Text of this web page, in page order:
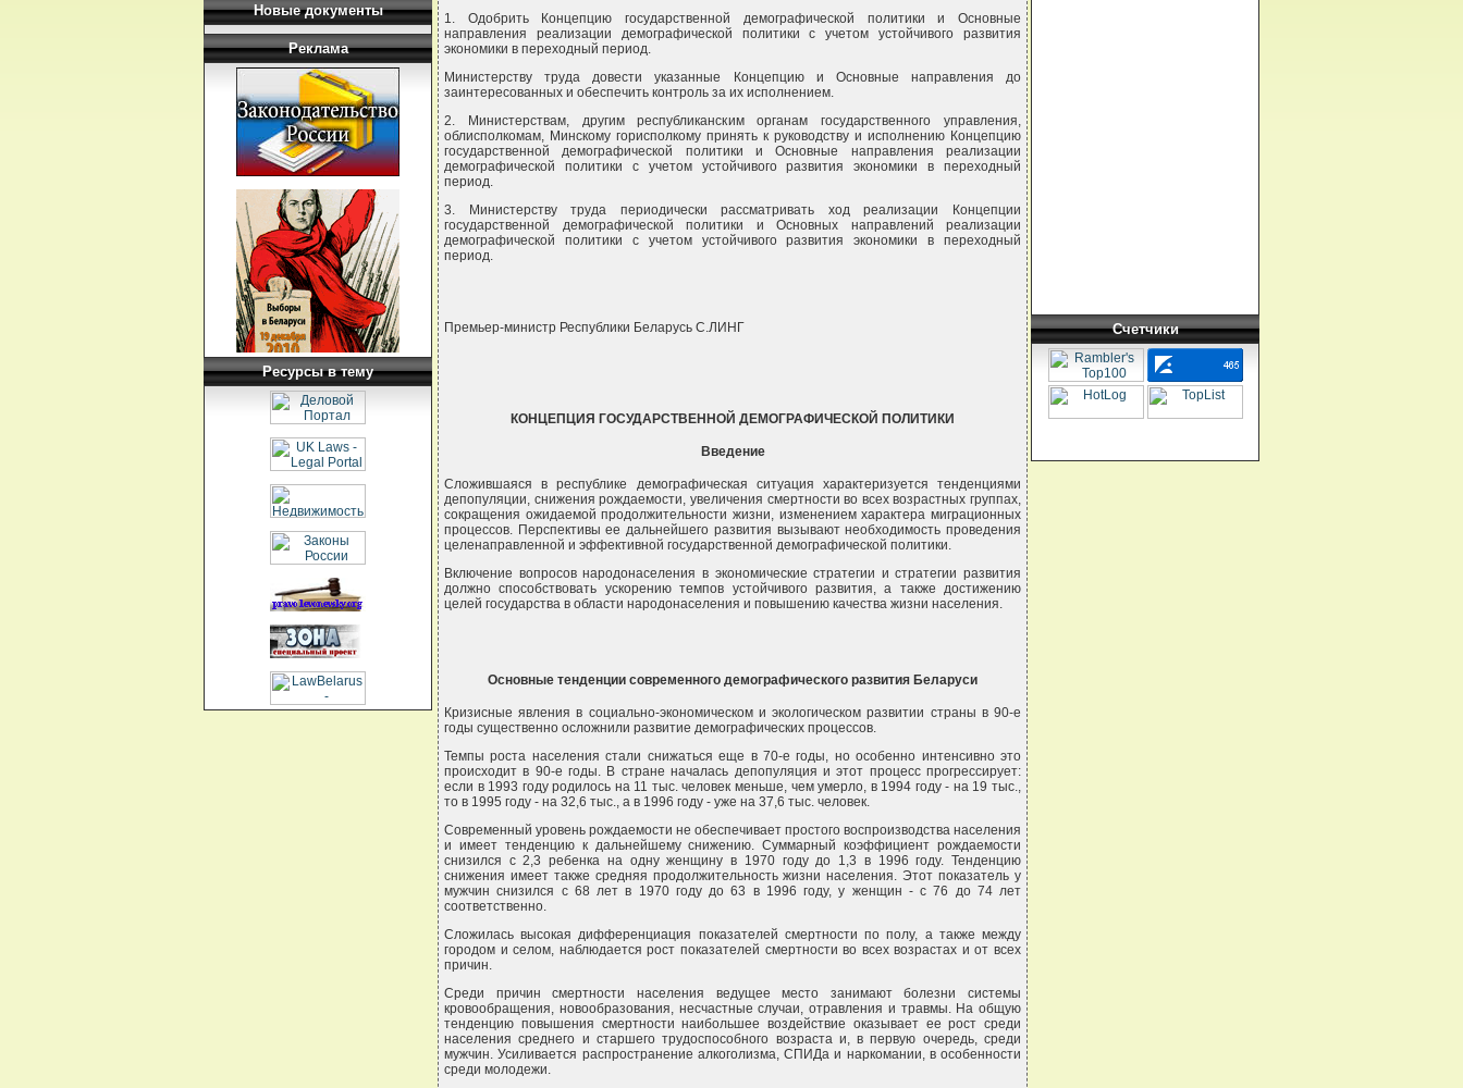
Новые документы
Реклама
Ресурсы в тему
1. Одобрить Концепцию государственной демографической политики и Основные
направления реализации демографической политики с учетом устойчивого развития
экономики в переходный период.
Министерству труда довести указанные Концепцию и Основные направления до
заинтересованных и обеспечить контроль за их исполнением.
2. Министерствам, другим республиканским органам государственного управления,
облисполкомам, Минскому горисполкому принять к руководству и исполнению Концепцию
государственной демографической политики и Основные направления реализации
демографической политики с учетом устойчивого развития экономики в переходный
период.
3. Министерству труда периодически рассматривать ход реализации Концепции
государственной демографической политики и Основных направлений реализации
демографической политики с учетом устойчивого развития экономики в переходный
период.
Премьер-министр Республики Беларусь С.ЛИНГ
КОНЦЕПЦИЯ ГОСУДАРСТВЕННОЙ ДЕМОГРАФИЧЕСКОЙ ПОЛИТИКИ
Введение
Сложившаяся в республике демографическая ситуация характеризуется тенденциями
депопуляции, снижения рождаемости, увеличения смертности во всех возрастных группах,
сокращения ожидаемой продолжительности жизни, изменением характера миграционных
процессов. Перспективы ее дальнейшего развития вызывают необходимость проведения
целенаправленной и эффективной государственной демографической политики.
Включение вопросов народонаселения в экономические стратегии и стратегии развития
должно способствовать ускорению темпов устойчивого развития, а также достижению
целей государства в области народонаселения и повышению качества жизни населения.
Основные тенденции современного демографического развития Беларуси
Кризисные явления в социально-экономическом и экологическом развитии страны в 90-е
годы существенно осложнили развитие демографических процессов.
Темпы роста населения стали снижаться еще в 70-е годы, но особенно интенсивно это
происходит в 90-е годы. В стране началась депопуляция и этот процесс прогрессирует:
если в 1993 году родилось на 11 тыс. человек меньше, чем умерло, в 1994 году - на 19 тыс.,
то в 1995 году - на 32,6 тыс., а в 1996 году - уже на 37,6 тыс. человек.
Современный уровень рождаемости не обеспечивает простого воспроизводства населения
и имеет тенденцию к дальнейшему снижению. Суммарный коэффициент рождаемости
снизился с 2,3 ребенка на одну женщину в 1970 году до 1,3 в 1996 году. Тенденцию
снижения имеет также средняя продолжительность жизни населения. Этот показатель у
мужчин снизился с 68 лет в 1970 году до 63 в 1996 году, у женщин - с 76 до 74 лет
соответственно.
Сложилась высокая дифференциация показателей смертности по полу, а также между
городом и селом, наблюдается рост показателей смертности во всех возрастах и от всех
причин.
Среди причин смертности населения ведущее место занимают болезни системы
кровообращения, новообразования, несчастные случаи, отравления и травмы. На общую
тенденцию повышения смертности наибольшее воздействие оказывает ее рост среди
населения среднего и старшего трудоспособного возраста и, в первую очередь, среди
мужчин. Усиливается распространение алкоголизма, СПИДа и наркомании, в особенности
среди молодежи.
Счетчики